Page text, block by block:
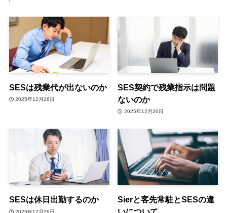
SESは残業代が出ないのか
2025年12月26日
SES契約で残業指示は問題
ないのか
2025年12月26日
SESは休日出勤するのか
2025年12月26日
Sierと客先常駐とSESの違